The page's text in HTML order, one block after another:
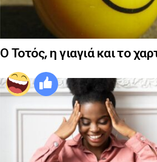
Ο Τοτός, η γιαγιά και το